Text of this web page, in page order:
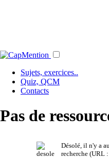
Sujets, exercices..
Quiz, QCM
Contacts
Pas de
Désolé, il n'y a
recherche (URL :